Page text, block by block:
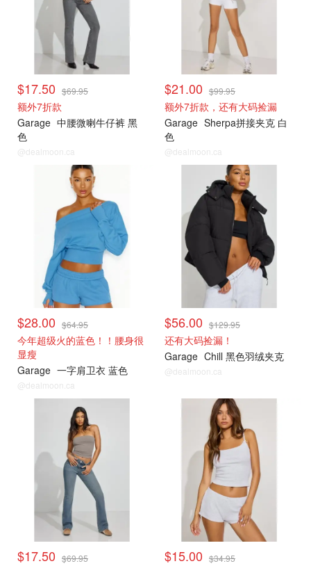
$17.50 $69.95
额外7折款
Garage 中腰微喇牛仔裤 黑
色
@dealmoon.ca
$21.00 $99.95
额外7折款，还有大码捡漏
Garage Sherpa拼接夹克 白
色
@dealmoon.ca
$28.00 $64.95
今年超级火的蓝色！！腰身很
显瘦
Garage 一字肩卫衣 蓝色
@dealmoon.ca
$56.00 $129.95
还有大码捡漏！
Garage Chill 黑色羽绒夹克
@dealmoon.ca
$17.50 $69.95 $15.00 $34.95